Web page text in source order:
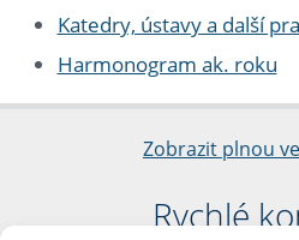
Katedry, ústavy a další
Harmonogram ak. roku
Zobrazit plnou
Rychlé